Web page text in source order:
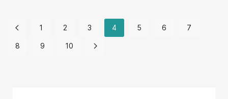
1 2 3 4 5 6 7
8 9 10